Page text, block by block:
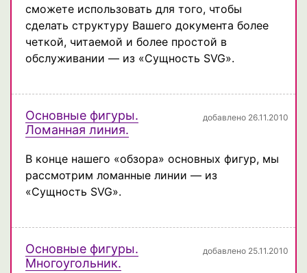
сможете использовать для того, чтобы
сделать структуру Вашего документа более
четкой, читаемой и более простой в
обслуживании — из «Сущность SVG».
Основные фигуры.
Ломанная линия.
добавлено 26.11.2010
В конце нашего «обзора» основных фигур, мы
рассмотрим ломанные линии — из
«Сущность SVG».
Основные фигуры.
Многоугольник.
добавлено 25.11.2010